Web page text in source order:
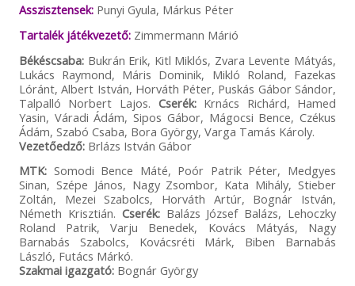
Asszisztensek:Punyi Gyula, Márkus Péter
Tartalék játékvezető:Zimmermann Márió
Békéscsaba:Bukrán Erik, Kitl Miklós, Zvara Levente Mátyás,
Lukács Raymond, Máris Dominik, Mikló Roland, Fazekas
Lóránt, Albert István, Horváth Péter, Puskás Gábor Sándor,
Talpalló Norbert Lajos. Cserék:Krnács Richárd, Hamed
Yasin, Váradi Ádám, Sipos Gábor, Mágocsi Bence, Czékus
Ádám, Szabó Csaba, Bora György, Varga Tamás Károly.
Vezetőedző:Brlázs István Gábor
MTK:Somodi Bence Máté, Poór Patrik Péter, Medgyes
Sinan, Szépe János, Nagy Zsombor, Kata Mihály, Stieber
Zoltán, Mezei Szabolcs, Horváth Artúr, Bognár István,
Németh Krisztián. Cserék:Balázs József Balázs, Lehoczky
Roland Patrik, Varju Benedek, Kovács Mátyás, Nagy
Barnabás Szabolcs, Kovácsréti Márk, Biben Barnabás
László, Futács Márkó.
Szakmai igazgató:Bognár György